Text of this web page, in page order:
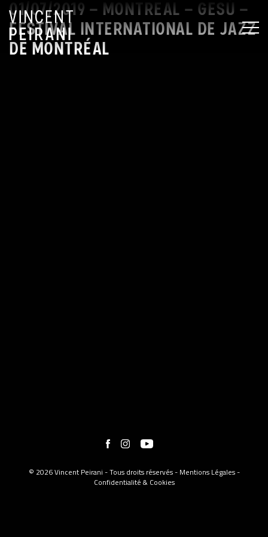
01/07/2019 – MONTREAL – GESÙ –
FESTIVAL INTERNATIONAL DE JAZZ
DE MONTRÉAL
© 2026 Vincent Peirani - Tous droits réservés - Mentions Légales-
Confidentialité & Cookies